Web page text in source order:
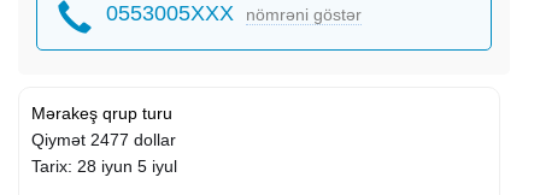
0553005XXX nömrəni göstər
Mərakeş qrup turu
Qiymət 2477 dollar
Tarix: 28 iyun 5 iyul